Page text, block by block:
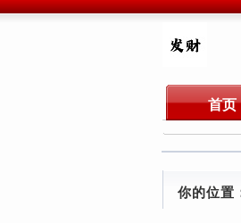
首页
你的位置